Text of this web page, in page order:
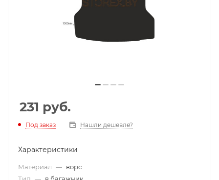
231 руб.
Под заказ Нашли дешевле?
Характеристики
Материал — ворс